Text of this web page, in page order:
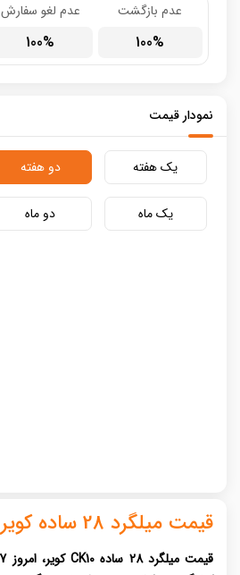
عدم بازگشت
100
عدم لغو سفارش
100
نمودار قیمت
یک هفته دو هفته
یک ماه دو ماه
قیمت میلگرد 28 ساده کویر CK10